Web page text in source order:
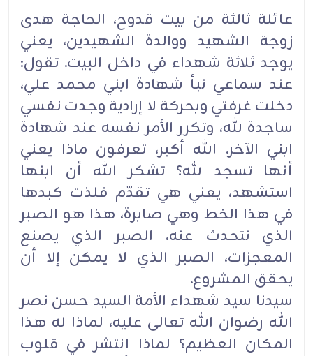
عائلة ثالثة من بيت قدوح، الحاجة هدى
زوجة الشهيد ووالدة الشهيدين، يعني
يوجد ثلاثة شهداء في داخل البيت. تقول:
عند سماعي نبأ شهادة ابني محمد علي،
دخلت غرفتي وبحركة لا إرادية وجدت نفسي
ساجدة لله، وتكرر الأمر نفسه عند شهادة
ابني الآخر. الله أكبر، تعرفون ماذا يعني
أنها تسجد لله؟ تشكر الله أن ابنها
استشهد، يعني هي تقدّم فلذت كبدها
في هذا الخط وهي صابرة، هذا هو الصبر
الذي نتحدث عنه، الصبر الذي يصنع
المعجزات، الصبر الذي لا يمكن إلا أن
يحقق المشروع.
سيدنا سيد شهداء الأمة السيد حسن نصر
الله رضوان الله تعالى عليه، لماذا له هذا
المكان العظيم؟ لماذا انتشر في قلوب